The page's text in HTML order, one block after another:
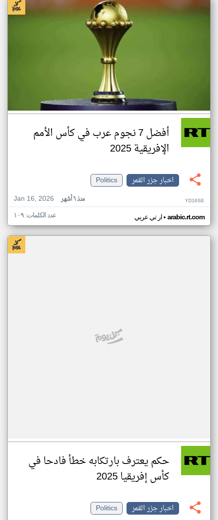
أفضل 7 نجوم عرب في كأس الأمم
الإفريقية 2025
اخبار جزر القمر
Politics
Jan 16, 2026
منذ ٦ أشهر YD16SE
ار تي عربي• arabic.rt.com عدد الكلمات: ١٠٩
حكم يعترف بارتكابه خطأ فادحا في
كأس إفريقيا 2025
اخبار جزر القمر
Politics